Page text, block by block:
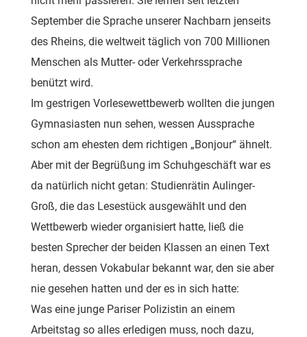
September die Sprache unserer Nachbarn jenseits
des Rheins, die weltweit täglich von 700 Millionen
Menschen als Mutter- oder Verkehrssprache
benützt wird.
Im gestrigen Vorlesewettbewerb wollten die jungen
Gymnasiasten nun sehen, wessen Aussprache
schon am ehesten dem richtigen „Bonjour“ ähnelt.
Aber mit der Begrüßung im Schuhgeschäft war es
da natürlich nicht getan: Studienrätin Aulinger-
Groß, die das Lesestück ausgewählt und den
Wettbewerb wieder organisiert hatte, ließ die
besten Sprecher der beiden Klassen an einen Text
heran, dessen Vokabular bekannt war, den sie aber
nie gesehen hatten und der es in sich hatte:
Was eine junge Pariser Polizistin an einem
Arbeitstag so alles erledigen muss, noch dazu,